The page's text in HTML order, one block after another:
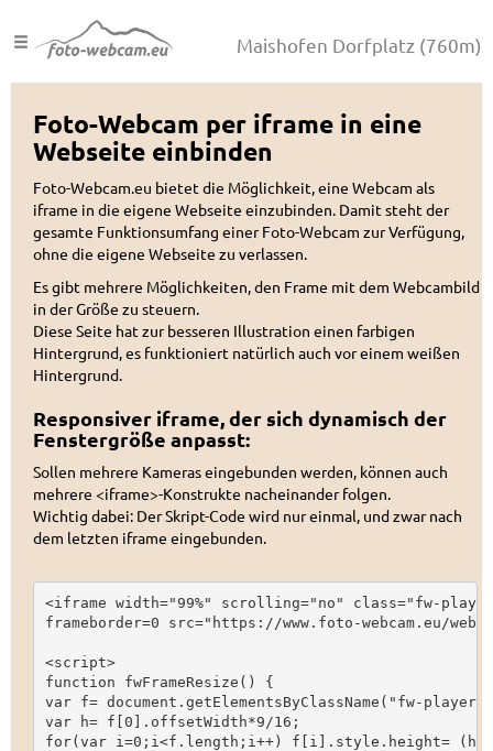
Maishofen Dorfplatz (760m)
Foto-Webcam per iframe in eine
Webseite einbinden
Foto-Webcam.eu bietet die Möglichkeit, eine Webcam als
iframe in die eigene Webseite einzubinden. Damit steht der
gesamte Funktionsumfang einer Foto-Webcam zur Verfügung,
ohne die eigene Webseite zu verlassen.
Es gibt mehrere Möglichkeiten, den Frame mit dem Webcambild
in der Größe zu steuern.
Diese Seite hat zur besseren Illustration einen farbigen
Hintergrund, es funktioniert natürlich auch vor einem weißen
Hintergrund.
Responsiver iframe, der sich dynamisch der
Fenstergröße anpasst:
Sollen mehrere Kameras eingebunden werden, können auch
mehrere <iframe>-Konstrukte nacheinander folgen.
Wichtig dabei: Der Skript-Code wird nur einmal, und zwar nach
dem letzten iframe eingebunden.
<iframe width="99%" scrolling="no" class="fw-
frameborder=0 src="https://www.foto-webcam.eu/
<script>
function fwFrameResize() {
var f= document.getElementsByClassName("fw-
var h= f[0].offsetWidth*9/16;
for(var i=0;i<f.length;i++) f[i].style.height=